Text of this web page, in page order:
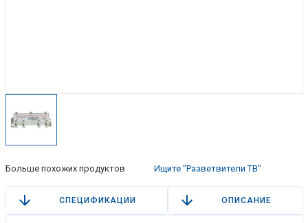
Больше похожих продуктов Ищите "Разветвители ТВ"
СПЕЦИФИКАЦИИ ОПИСАНИЕ